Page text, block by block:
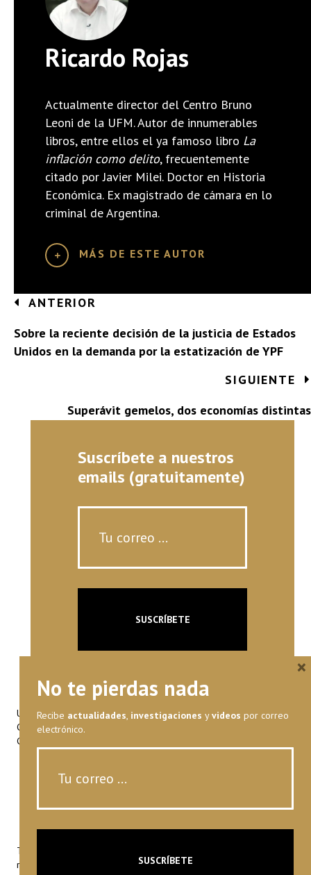
Ricardo Rojas
Actualmente director del Centro Bruno
Leoni de la UFM. Autor de innumerables
libros, entre ellos el ya famoso libro La
inflación como delito, frecuentemente
citado por Javier Milei. Doctor en Historia
Económica. Ex magistrado de cámara en lo
criminal de Argentina.
MÁS DE ESTE AUTOR
Posts
navigation
ANTERIOR
Sobre la reciente decisión de la justicia de Estados
Unidos en la demanda por la estatización de YPF
SIGUIENTE
Superávit gemelos, dos economías distintas
Suscríbete a nuestros
emails (gratuitamente)
Universidad Francisco Marroquín
Calle Manuel F. Ayau
Guatemala, Guatemala 01010
Teléfono: (+502) 2338-7960
reformwatch@ufm.edu
No te pierdas nada
Recibe actualidades, investigaciones yvideos por correo
electrónico.
×